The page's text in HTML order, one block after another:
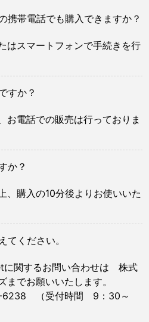
携帯電話でも購入できますか？
はスマートフォンで手続きを行
すか？
お電話での販売は行っておりま
か？
、購入の10分後よりお使いいた
てください。
に関するお問い合わせは 株式
までお願いいたします。
6238 （受付時間 9：30～